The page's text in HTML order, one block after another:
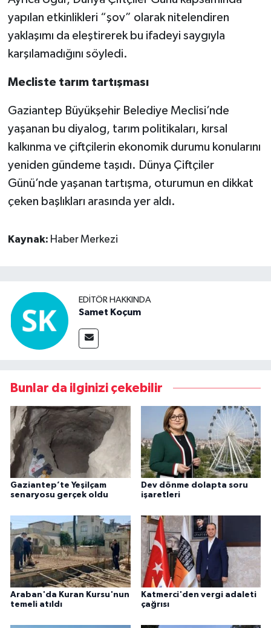
yapılan etkinlikleri “şov” olarak nitelendiren
yaklaşımı da eleştirerek bu ifadeyi saygıyla
karşılamadığını söyledi.
Mecliste tarım tartışması
Gaziantep Büyükşehir Belediye Meclisi’nde
yaşanan bu diyalog, tarım politikaları, kırsal
kalkınma ve çiftçilerin ekonomik durumu konularını
yeniden gündeme taşıdı. Dünya Çiftçiler
Günü’nde yaşanan tartışma, oturumun en dikkat
çeken başlıkları arasında yer aldı.
Kaynak: Haber Merkezi
EDITÖR HAKKINDA
Samet Koçum
Bunlar da ilginizi çekebilir
Gaziantep’te Yeşilçam
senaryosu gerçek oldu
Dev dönme dolapta soru
işaretleri
Araban'da Kuran Kursu'nun
temeli atıldı
Katmerci'den vergi adaleti
çağrısı